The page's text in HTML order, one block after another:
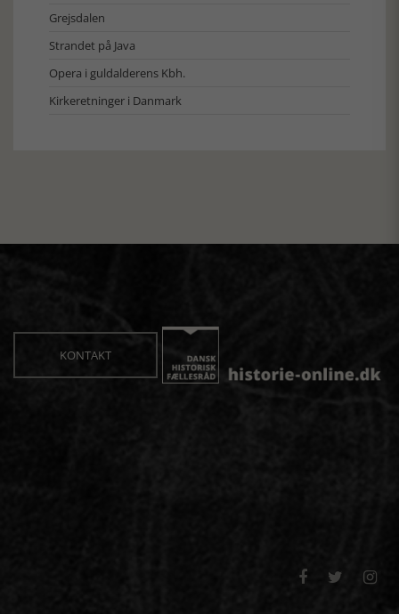
Grejsdalen
Strandet på Java
Opera i guldalderens Kbh.
Kirkeretninger i Danmark
KONTAKT
  